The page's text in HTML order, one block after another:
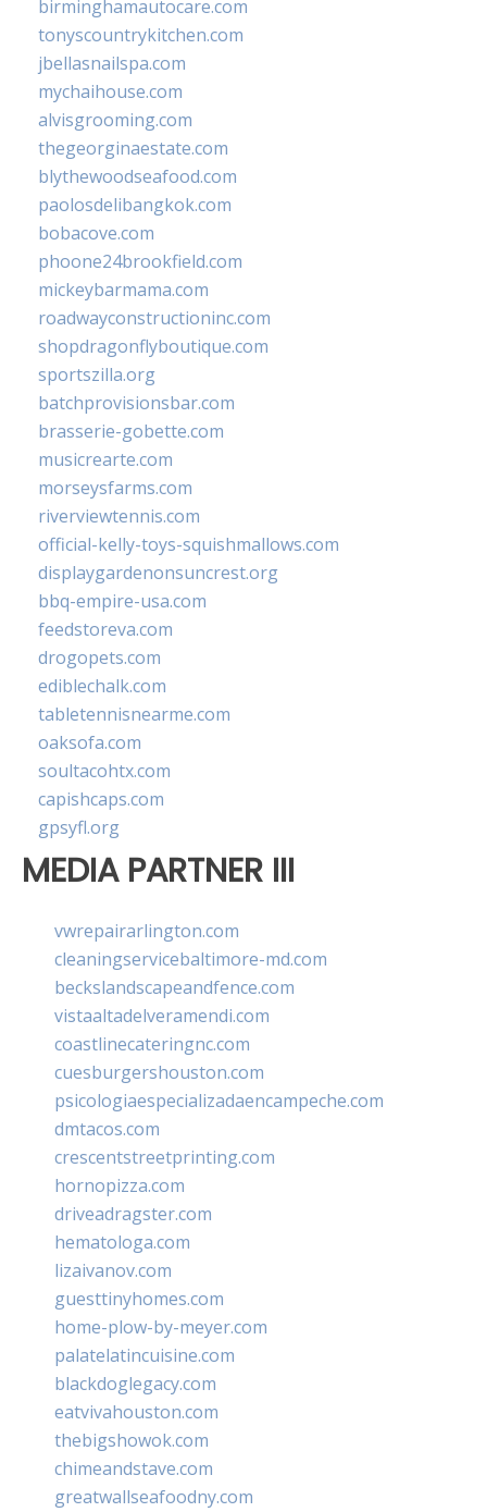
birminghamautocare.com
tonyscountrykitchen.com
jbellasnailspa.com
mychaihouse.com
alvisgrooming.com
thegeorginaestate.com
blythewoodseafood.com
paolosdelibangkok.com
bobacove.com
phoone24brookfield.com
mickeybarmama.com
roadwayconstructioninc.com
shopdragonflyboutique.com
sportszilla.org
batchprovisionsbar.com
brasserie-gobette.com
musicrearte.com
morseysfarms.com
riverviewtennis.com
official-kelly-toys-squishmallows.com
displaygardenonsuncrest.org
bbq-empire-usa.com
feedstoreva.com
drogopets.com
ediblechalk.com
tabletennisnearme.com
oaksofa.com
soultacohtx.com
capishcaps.com
gpsyfl.org
MEDIA PARTNER III
vwrepairarlington.com
cleaningservicebaltimore-md.com
beckslandscapeandfence.com
vistaaltadelveramendi.com
coastlinecateringnc.com
cuesburgershouston.com
psicologiaespecializadaencampeche.com
dmtacos.com
crescentstreetprinting.com
hornopizza.com
driveadragster.com
hematologa.com
lizaivanov.com
guesttinyhomes.com
home-plow-by-meyer.com
palatelatincuisine.com
blackdoglegacy.com
eatvivahouston.com
thebigshowok.com
chimeandstave.com
greatwallseafoodny.com